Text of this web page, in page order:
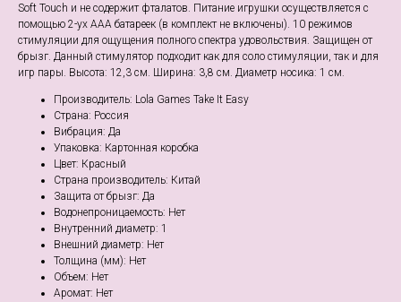
Soft Touch и не содержит фталатов. Питание игрушки осуществляется с
помощью 2-ух ААА батареек (в комплект не включены). 10 режимов
стимуляции для ощущения полного спектра удовольствия. Защищен от
брызг. Данный стимулятор подходит как для соло стимуляции, так и для
игр пары. Высота: 12,3 см. Ширина: 3,8 см. Диаметр носика: 1 см.
Производитель: Lola Games Take It Easy
Страна: Россия
Вибрация: Да
Упаковка: Картонная коробка
Цвет: Красный
Страна производитель: Китай
Защита от брызг: Да
Водонепроницаемость: Нет
Внутренний диаметр: 1
Внешний диаметр: Нет
Толщина (мм): Нет
Объем: Нет
Аромат: Нет